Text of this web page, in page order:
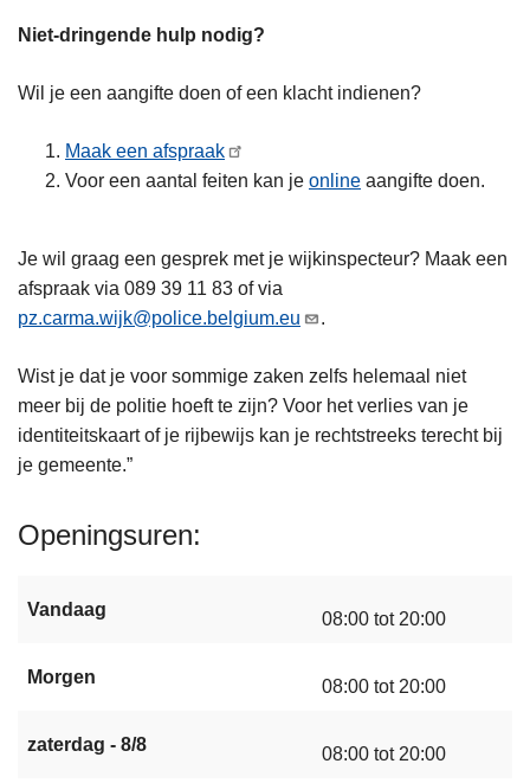
Niet-dringende hulp nodig?
Wil je een aangifte doen of een klacht indienen?
Maak een afspraak
Voor een aantal feiten kan je online aangifte doen.
Je wil graag een gesprek met je wijkinspecteur? Maak een
afspraak via 089 39 11 83 of via
pz.carma.wijk@police.belgium.eu
.
Wist je dat je voor sommige zaken zelfs helemaal niet
meer bij de politie hoeft te zijn? Voor het verlies van je
identiteitskaart of je rijbewijs kan je rechtstreeks terecht bij
je gemeente.”
Openingsuren
Vandaag 08:00 tot 20:00
Morgen 08:00 tot 20:00
zaterdag - 8/8 08:00 tot 20:00